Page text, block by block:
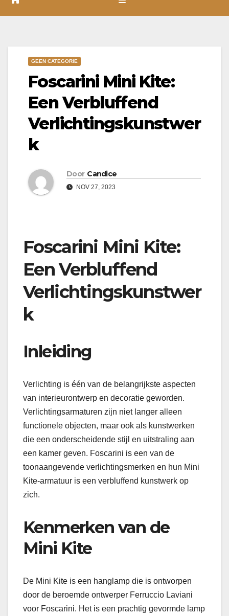
GEEN CATEGORIE
Foscarini Mini Kite:
Een Verbluffend
Verlichtingskunstwer
k
Door Candice
NOV 27, 2023
Foscarini Mini Kite:
Een Verbluffend
Verlichtingskunstwer
k
Inleiding
Verlichting is één van de belangrijkste aspecten
van interieurontwerp en decoratie geworden.
Verlichtingsarmaturen zijn niet langer alleen
functionele objecten, maar ook als kunstwerken
die een onderscheidende stijl en uitstraling aan
een kamer geven. Foscarini is een van de
toonaangevende verlichtingsmerken en hun Mini
Kite-armatuur is een verbluffend kunstwerk op
zich.
Kenmerken van de
Mini Kite
De Mini Kite is een hanglamp die is ontworpen
door de beroemde ontwerper Ferruccio Laviani
voor Foscarini. Het is een prachtig gevormde lamp